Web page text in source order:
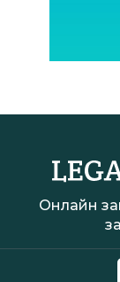
Онлайн